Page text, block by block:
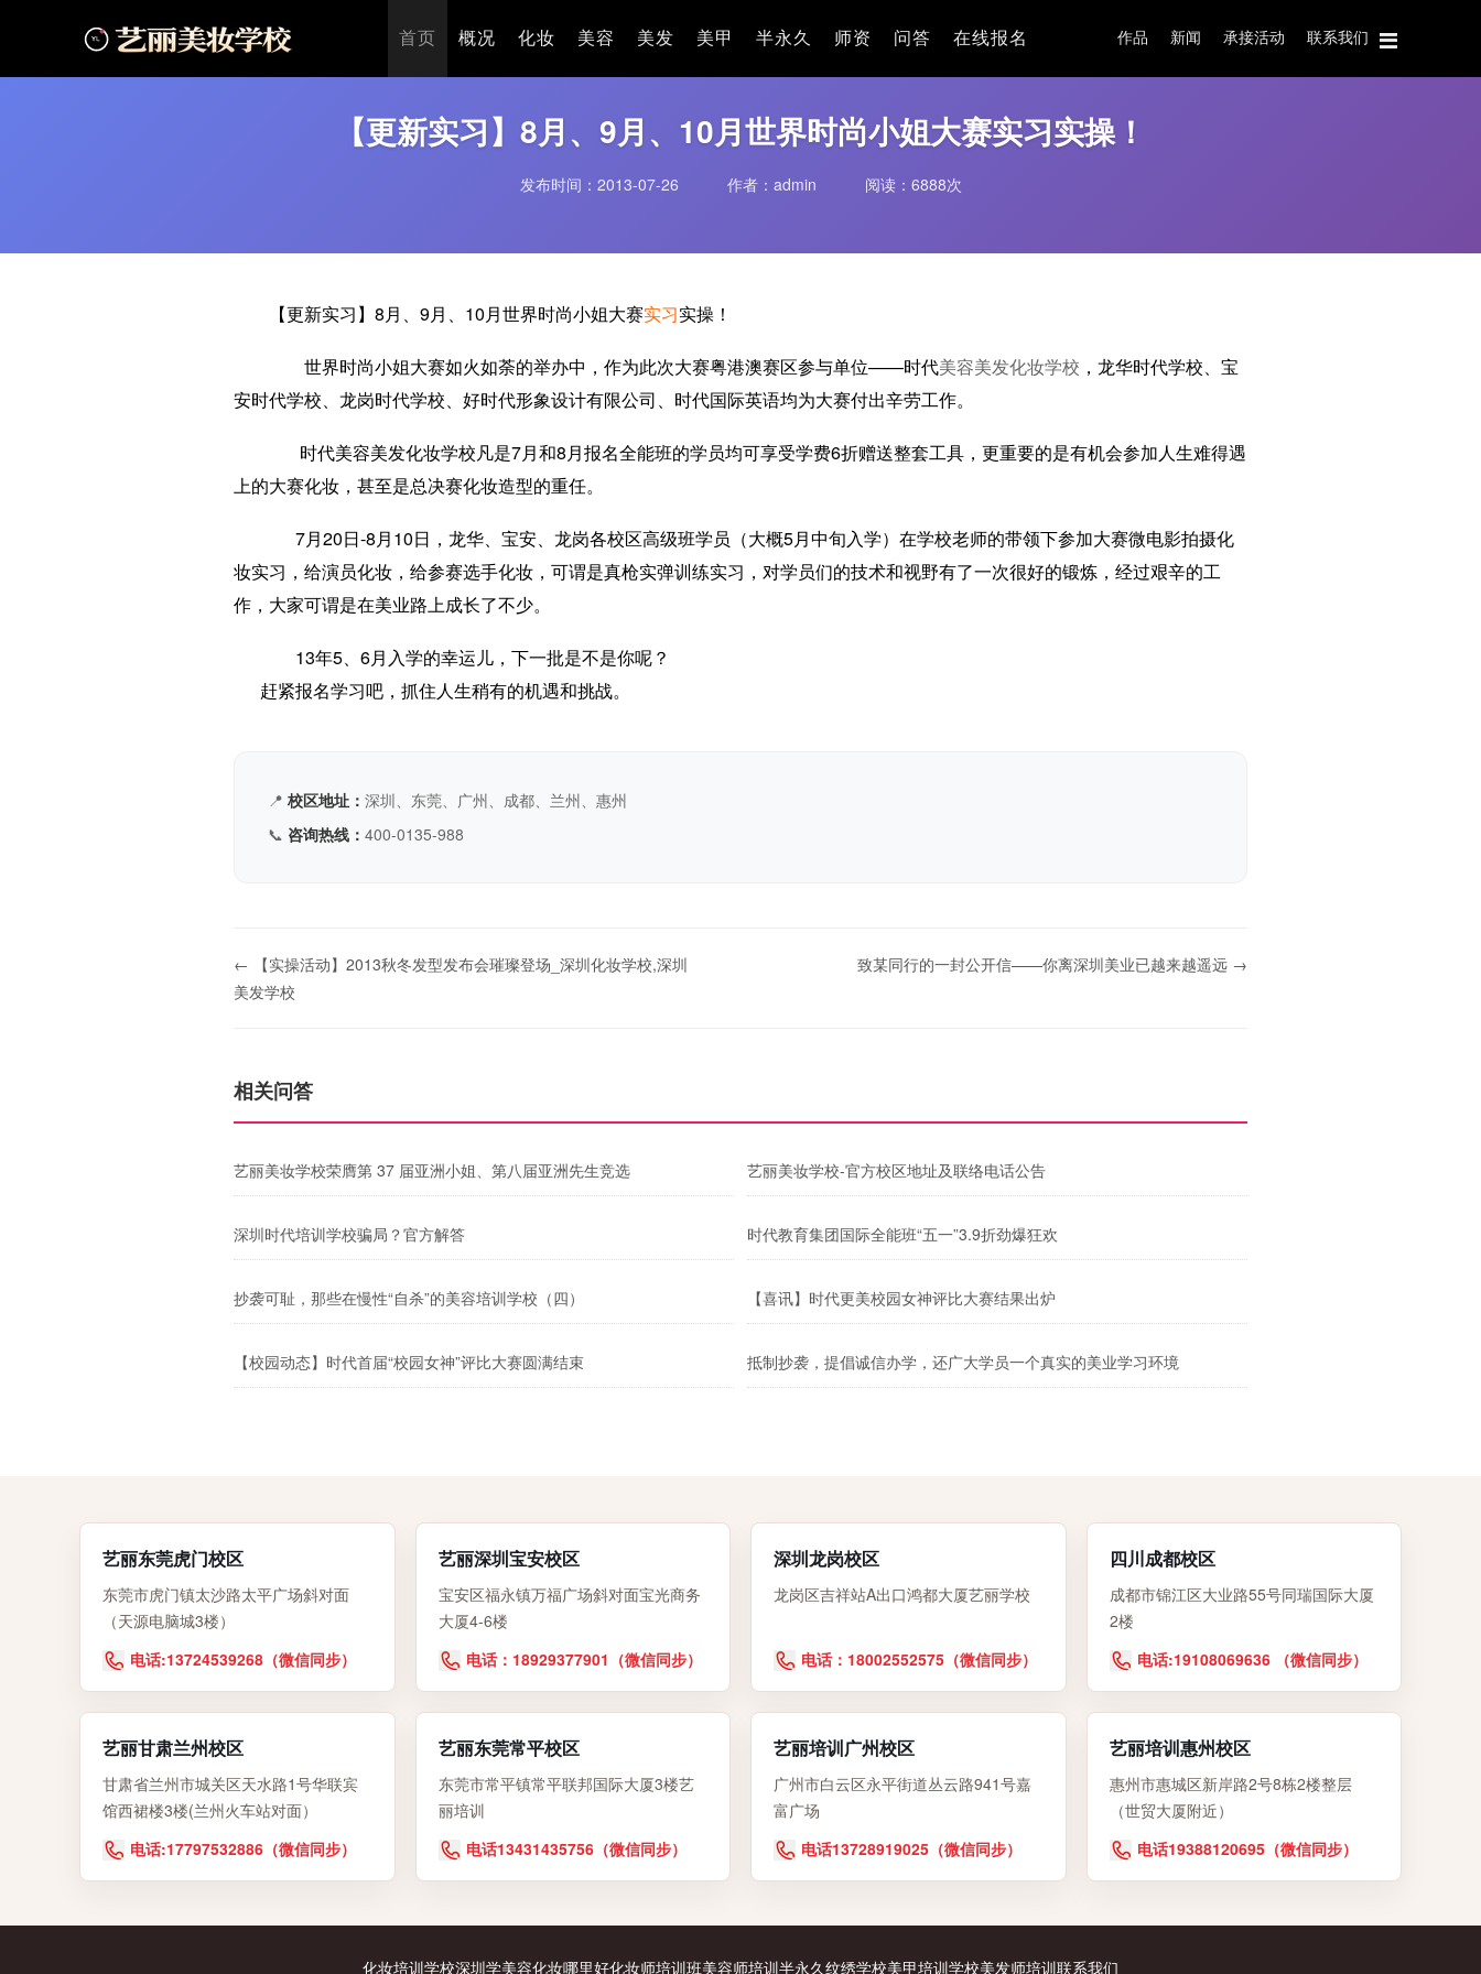
首页 概况 化妆 美容 美发 美甲 半永久 师资 问答 在线报名 作品 新闻 承接活动 联系我们
首页>最新公告>【更新实习】8月、9月、10月世界时尚小姐大赛实习实操！
【更新实习】8月、9月、10月世界时尚小姐大赛实习实操！
发布时间：2013-07-26 作者：admin 阅读： 6888次
【更新实习】8月、9月、10月世界时尚小姐大赛实习实操！
世界时尚小姐大赛如火如荼的举办中，作为此次大赛粤港澳赛区参与单位——时代美容美发化妆学校 ，龙华时代学校、宝
安时代学校、龙岗时代学校、好时代形象设计有限公司、时代国际英语均为大赛付出辛劳工作。
时代美容美发化妆学校凡是7月和8月报名全能班的学员均可享受学费6折赠送整套工具，更重要的是有机会参加人生难得遇
上的大赛化妆，甚至是总决赛化妆造型的重任。
7月20日-8月10日，龙华、宝安、龙岗各校区高级班学员（大概5月中旬入学）在学校老师的带领下参加大赛微电影拍摄化
妆实习，给演员化妆，给参赛选手化妆，可谓是真枪实弹训练实习，对学员们的技术和视野有了一次很好的锻炼，经过艰辛的工
作，大家可谓是在美业路上成长了不少。
13年5、6月入学的幸运儿，下一批是不是你呢？
赶紧报名学习吧，抓住人生稍有的机遇和挑战。
📍 校区地址： 深圳、东莞、广州、成都、兰州、惠州
📞 咨询热线： 400-0135-988
← 【实操活动】2013秋冬发型发布会璀璨登场_深圳化妆学校,深圳
美发学校
致某同行的一封公开信——你离深圳美业已越来越遥远 →
相关问答
艺丽美妆学校荣膺第 37 届亚洲小姐、第八届亚洲先生竞选 艺丽美妆学校-官方校区地址及联络电话公告
深圳时代培训学校骗局？官方解答 时代教育集团国际全能班“五一”3.9折劲爆狂欢
抄袭可耻，那些在慢性“自杀”的美容培训学校（四） 【喜讯】时代更美校园女神评比大赛结果出炉
【校园动态】时代首届“校园女神”评比大赛圆满结束 抵制抄袭，提倡诚信办学，还广大学员一个真实的美业学习环境
艺丽东莞虎门校区
东莞市虎门镇太沙路太平广场斜对面
（天源电脑城3楼）
电话:13724539268（微信同步）
艺丽深圳宝安校区
宝安区福永镇万福广场斜对面宝光商务
大厦4-6楼
电话：18929377901（微信同步）
深圳龙岗校区
龙岗区吉祥站A出口鸿都大厦艺丽学校
电话：18002552575（微信同步）
四川成都校区
成都市锦江区大业路55号同瑞国际大厦
2楼
电话:19108069636 （微信同步）
艺丽甘肃兰州校区
甘肃省兰州市城关区天水路1号华联宾
馆西裙楼3楼(兰州火车站对面）
电话:17797532886（微信同步）
艺丽东莞常平校区
东莞市常平镇常平联邦国际大厦3楼艺
丽培训
电话13431435756（微信同步）
艺丽培训广州校区
广州市白云区永平街道丛云路941号嘉
富广场
电话13728919025（微信同步）
艺丽培训惠州校区
惠州市惠城区新岸路2号8栋2楼整层
（世贸大厦附近）
电话19388120695（微信同步）
化妆培训学校深圳学美容化妆哪里好化妆师培训班美容师培训半永久纹绣学校美甲培训学校美发师培训联系我们